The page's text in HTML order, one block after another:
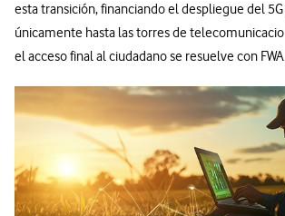
esta transición, financiando el despliegue del
únicamente hasta las torres de
el acceso final al ciudadano se resuelve con